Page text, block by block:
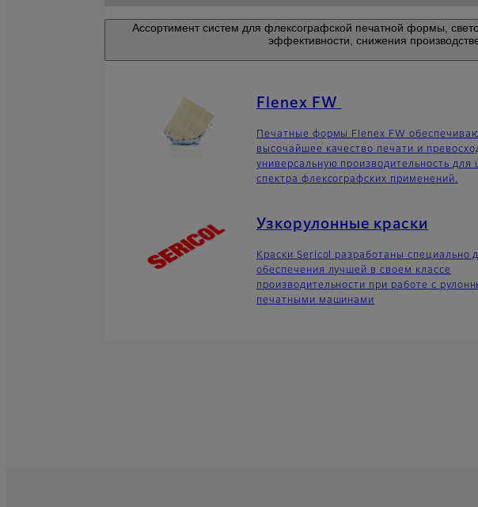
Ассортимент систем для флексографской печатной формы,
эффективности, снижения
Flenex FW
Печатные формы Flenex FW
высочайшее качество печати и
универсальную производительность для
спектра флексографских применений.
Узкорулонные краски
Краски Sericol разработаны специально
обеспечения лучшей в своем классе
производительности при работе с
печатными машинами